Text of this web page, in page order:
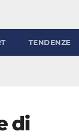
TENDENZE
di